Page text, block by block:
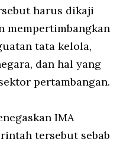
harus dikaji
mempertimbangkan
tata kelola,
dan hal yang
pertambangan.
IMA
tersebut sebab